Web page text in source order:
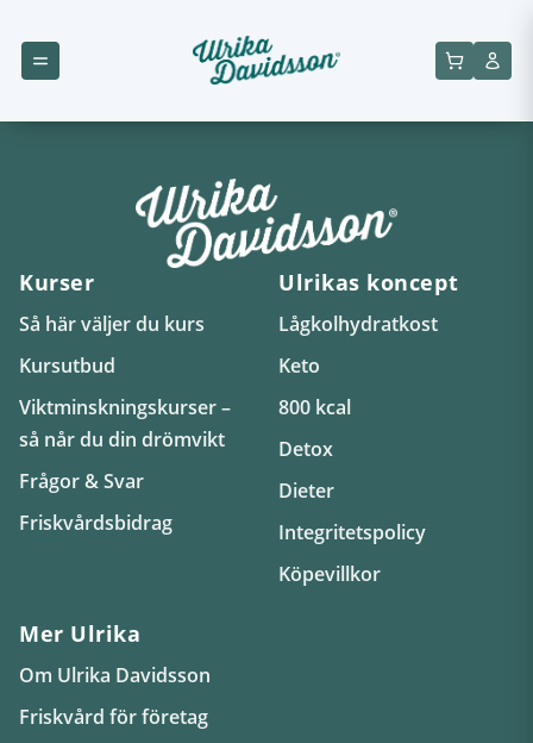
Kurser
Så här väljer du kurs
Kursutbud
Viktminskningskurser –
så når du din drömvikt
Frågor & Svar
Friskvårdsbidrag
Ulrikas koncept
Lågkolhydratkost
Keto
800 kcal
Detox
Dieter
Integritetspolicy
Köpevillkor
Mer Ulrika
Om Ulrika Davidsson
Friskvård för företag